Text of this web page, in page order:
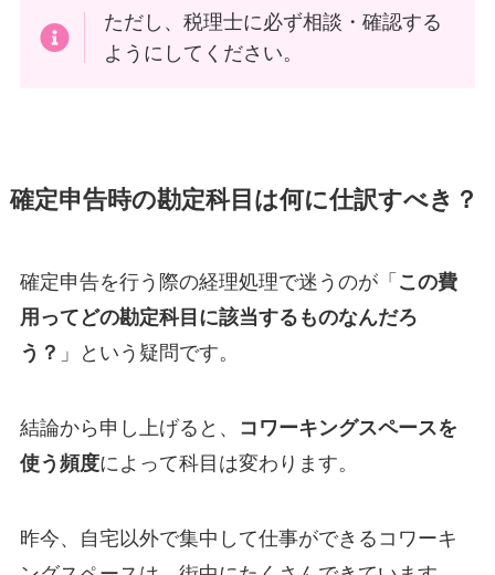
ただし、税理士に必ず相談・確認する
ようにしてください。
確定申告時の勘定科目は何に仕訳すべき？
確定申告を行う際の経理処理で迷うのが「 この費
用ってどの勘定科目に該当するものなんだろ
う？ 」という疑問です。
結論から申し上げると、
コワーキングスペースを
使う頻度によって科目は変わります。
昨今、自宅以外で集中して仕事ができるコワーキ